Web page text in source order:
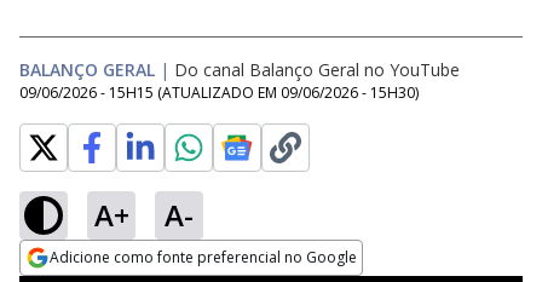
BALANÇO GERAL | Do canal Balanço Geral no YouTube
09/06/2026 - 15H15 (ATUALIZADO EM 09/06/2026 - 15H30)
A+ A-
Adicione como fonte preferencial no Google